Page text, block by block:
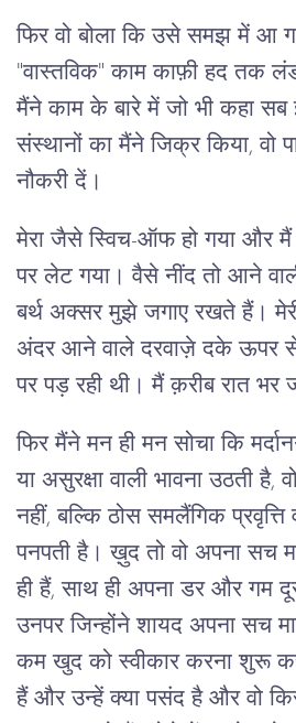
फिर वो बोला कि उसे समझ में आ
"वास्तविक" काम काफ़ी हद तक
मैंने काम के बारे में जो भी कहा सब
संस्थानों का मैंने जिक्र किया, वो
नौकरी दें।
मेरा जैसे स्विच-ऑफ हो गया और
पर लेट गया। वैसे नींद तो आने
बर्थ अक्सर मुझे जगाए रखते हैं।
अंदर आने वाले दरवाज़े दके ऊपर से
पर पड़ रही थी। मैं क़रीब रात भर
फिर मैंने मन ही मन सोचा कि
या असुरक्षा वाली भावना उठती
नहीं, बल्कि ठोस समलैंगिक
पनपती है। ख़ुद तो वो अपना सच
ही हैं, साथ ही अपना डर और गम
उनपर जिन्होंने शायद अपना सच
कम खुद को स्वीकार करना शुरू
हैं और उन्हें क्या पसंद है और वो